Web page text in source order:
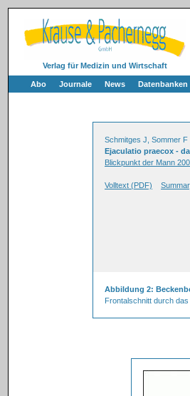
Verlag für Medizin und Wirtschaft
Abo Journale News Datenbanken
Schmitges J, Sommer F
Ejaculatio praecox -
Blickpunkt der Mann
Volltext (PDF)
Abbildung 2:
Frontalschnitt durch